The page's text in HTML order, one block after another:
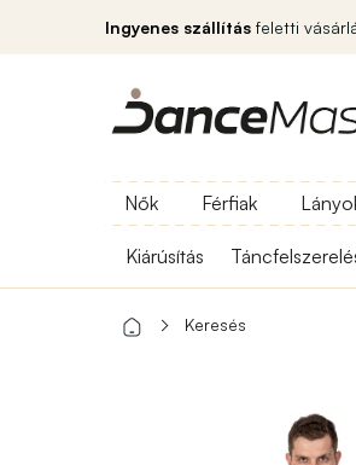
Ingyenes szállítás feletti
Nők Férfiak
Kiárúsítás
Keresés